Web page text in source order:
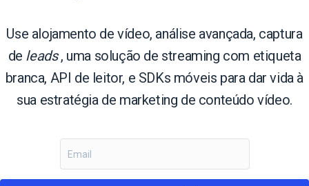
Use alojamento de vídeo, análise avançada, captura
de leads, uma solução de streaming com etiqueta
branca, API de leitor, e SDKs móveis para dar vida à
sua estratégia de marketing de conteúdo vídeo.